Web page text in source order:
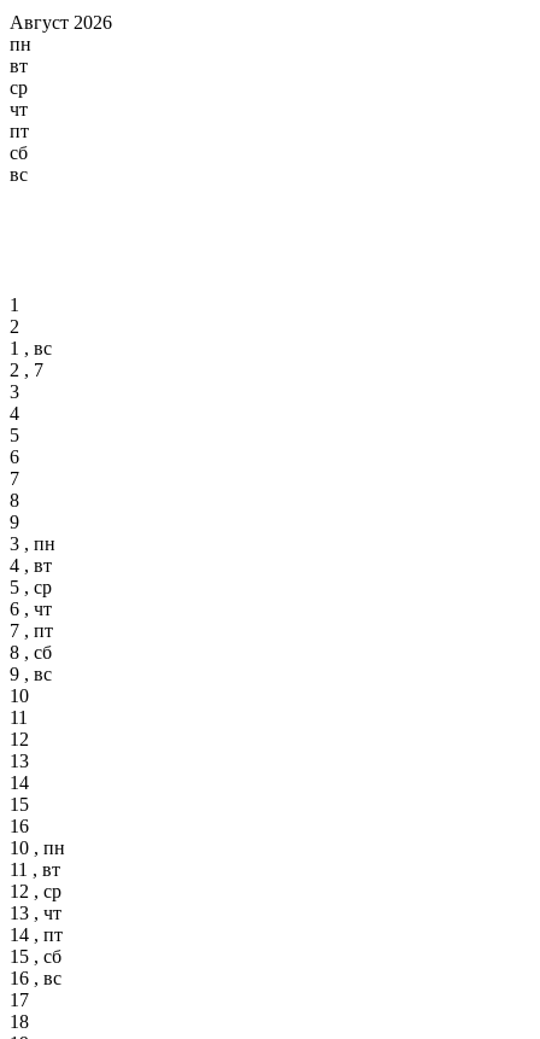
Август 2026
пн
вт
ср
чт
пт
сб
вс
1
2
1 , вс
2 , 7
3
4
5
6
7
8
9
3 , пн
4 , вт
5 , ср
6 , чт
7 , пт
8 , сб
9 , вс
10
11
12
13
14
15
16
10 , пн
11 , вт
12 , ср
13 , чт
14 , пт
15 , сб
16 , вс
17
18